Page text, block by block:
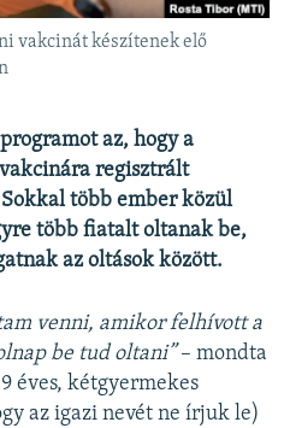
vakcinát készítenek elő
az, hogy a
regisztrált
több ember közül
több fiatalt oltanak be,
az oltások között.
venni, amikor felhívott a
be tud oltani”– mondta
éves, kétgyermekes
az igazi nevét ne írjuk le)